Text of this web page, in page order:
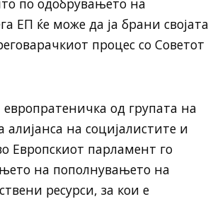
по одобрувањето на
ЕП ќе може да ја брани својата
процес со Советот
европратеничка од групата на
алијанса на социјалистите и
Европскиот парламент го
на пополнувањето на
ресурси, за кои е